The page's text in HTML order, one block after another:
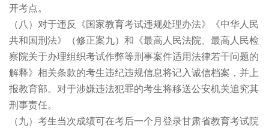
开考点。
（八） 对于违反《国家教育考试违规处理办法》《中华人民
共和国刑法》（修正案九）和《最高人民法院、最高人民检
察院关于办理组织考试作弊等刑事案件适用法律若干问题的
解释》相关条款的考生违纪违规信息将记入诚信档案，并上
报教育部。对于涉嫌违法犯罪的考生将移送公安机关追究其
刑事责任。
（九） 考生当次成绩可在考后一个月登录甘肃省教育考试院